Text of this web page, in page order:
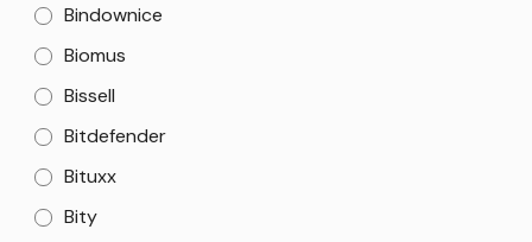
Bindownice
Biomus
Bissell
Bitdefender
Bituxx
Bity